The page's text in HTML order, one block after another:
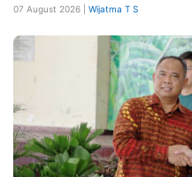
07 August 2026 | Wijatma T S